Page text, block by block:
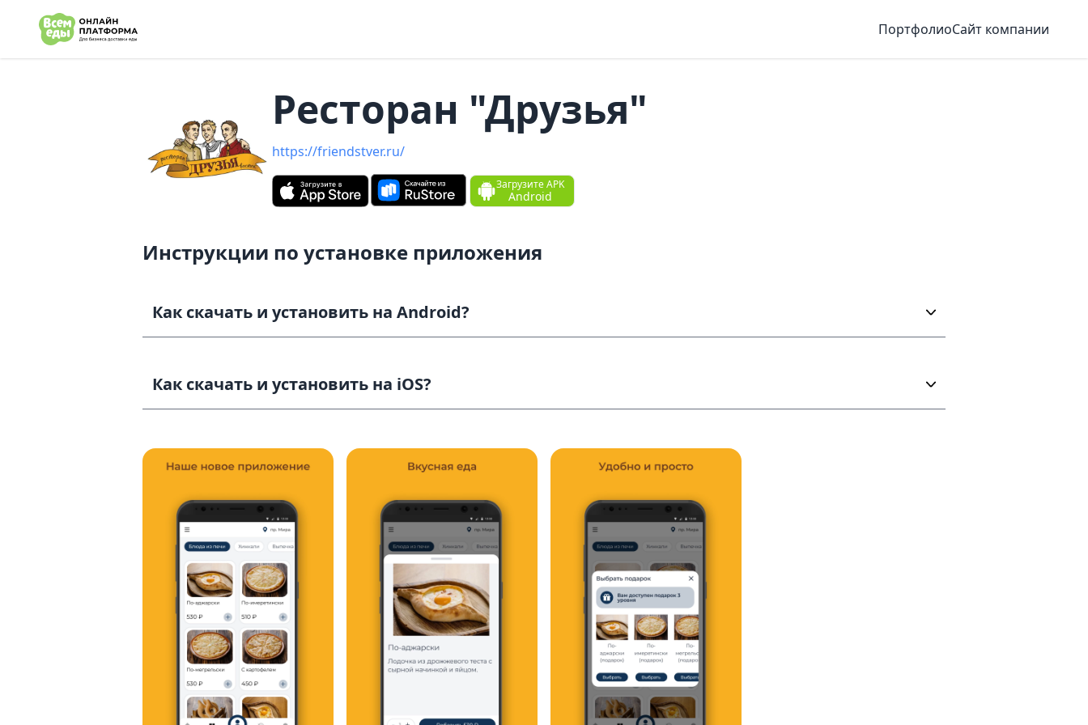
ПортфолиоСайт компании
Ресторан "Друзья‪"‬
https://friendstver.ru/
Загрузите APK
Android
Инструкции по установке приложения
Как скачать и установить на Android?
Как скачать и установить на iOS?